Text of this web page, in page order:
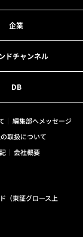
企業
ドチャンネル
DB
編集部へメッセージ
取扱について
会社概要
（東証グロース上